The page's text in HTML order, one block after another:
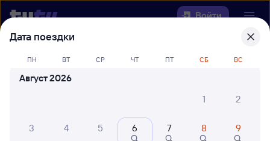
Войти
Выберите день, чтобы найтиж/д
билеты Грозный — Басинская
42 млн путешествуют с
Дата поездки
ПН ВТ СР ЧТ ПТ СБ ВС
Август 2026
1
2
3 4 5 6 7 8 9